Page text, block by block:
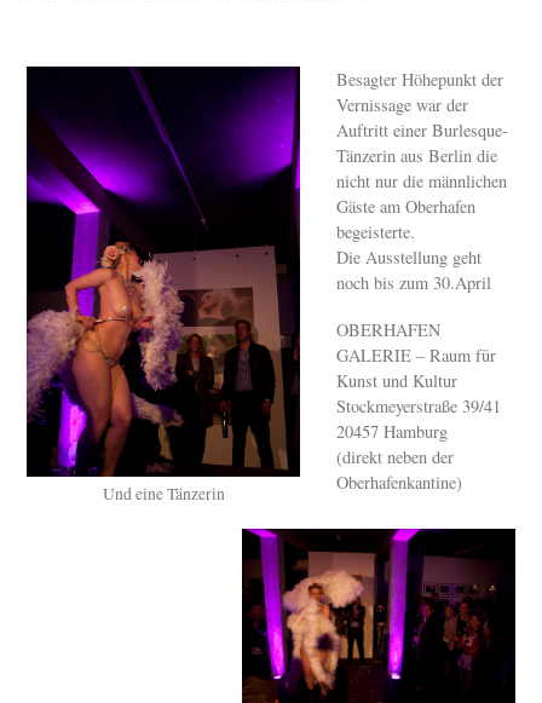
Und eine Tänzerin
Besagter Höhepunkt der
Vernissage war der
Auftritt einer Burlesque-
Tänzerin aus Berlin die
nicht nur die männlichen
Gäste am Oberhafen
begeisterte.
Die Ausstellung geht
noch bis zum 30.April
OBERHAFEN
GALERIE – Raum für
Kunst und Kultur
Stockmeyerstraße 39/41
20457 Hamburg
(direkt neben der
Oberhafenkantine)